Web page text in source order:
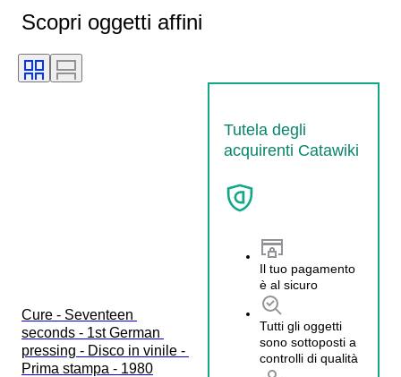
Scopri oggetti affini
Tutela degli
acquirenti Catawiki
Il tuo pagamento
è al sicuro
Tutti gli oggetti
sono sottoposti a
controlli di qualità
Cure - Seventeen
seconds - 1st German
pressing - Disco in vinile -
Prima stampa - 1980